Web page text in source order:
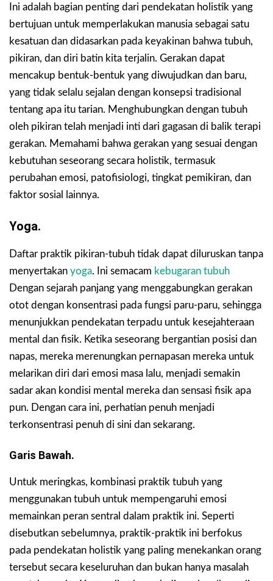
Ini adalah bagian penting dari pendekatan holistik yang
bertujuan untuk memperlakukan manusia sebagai satu
kesatuan dan didasarkan pada keyakinan bahwa tubuh,
pikiran, dan diri batin kita terjalin. Gerakan dapat
mencakup bentuk-bentuk yang diwujudkan dan baru,
yang tidak selalu sejalan dengan konsepsi tradisional
tentang apa itu tarian. Menghubungkan dengan tubuh
oleh pikiran telah menjadi inti dari gagasan di balik terapi
gerakan. Memahami bahwa gerakan yang sesuai dengan
kebutuhan seseorang secara holistik, termasuk
perubahan emosi, patofisiologi, tingkat pemikiran, dan
faktor sosial lainnya.
Yoga.
Daftar praktik pikiran-tubuh tidak dapat diluruskan tanpa
menyertakan yoga. Ini semacam kebugaran tubuh
Dengan sejarah panjang yang menggabungkan gerakan
otot dengan konsentrasi pada fungsi paru-paru, sehingga
menunjukkan pendekatan terpadu untuk kesejahteraan
mental dan fisik. Ketika seseorang bergantian posisi dan
napas, mereka merenungkan pernapasan mereka untuk
melarikan diri dari emosi masa lalu, menjadi semakin
sadar akan kondisi mental mereka dan sensasi fisik apa
pun. Dengan cara ini, perhatian penuh menjadi
terkonsentrasi penuh di sini dan sekarang.
Garis Bawah.
Untuk meringkas, kombinasi praktik tubuh yang
menggunakan tubuh untuk mempengaruhi emosi
memainkan peran sentral dalam praktik ini. Seperti
disebutkan sebelumnya, praktik-praktik ini berfokus
pada pendekatan holistik yang paling menekankan orang
tersebut secara keseluruhan dan bukan hanya masalah